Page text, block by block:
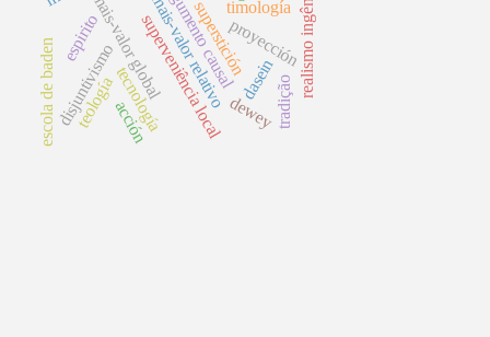
argumento causal
supersticiónproyección
mais-valor globalmais-valor relativo
superveniência local
disjuntivismo realismo ingênuo
tecnología dewey
teología
espirito
escola de baden daseintradição
timología
acción